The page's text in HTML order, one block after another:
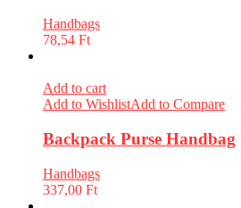
Handbags
78,54 Ft
Add to cart
Add to WishlistAdd to Compare
Backpack Purse Handbag
Handbags
337,00 Ft